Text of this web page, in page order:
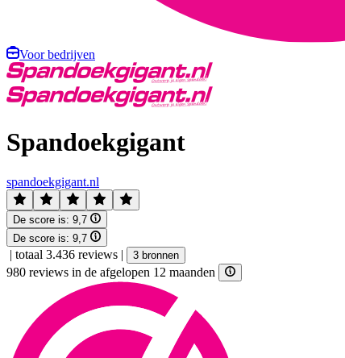
Voor bedrijven
Spandoekgigant
spandoekgigant.nl
De score is: 9,7
De score is: 9,7
| totaal 3.436 reviews | 3 bronnen
980 reviews in de afgelopen 12 maanden